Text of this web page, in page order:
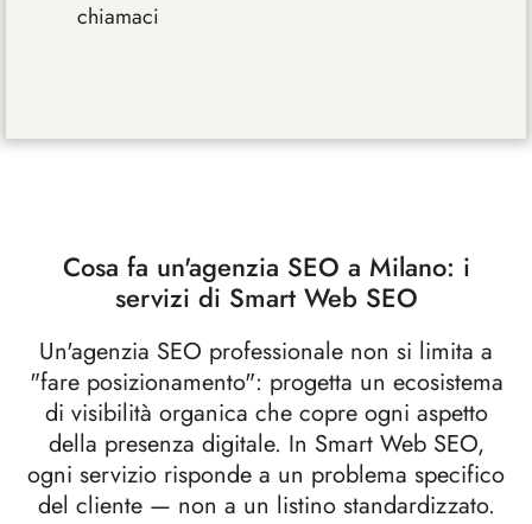
chiamaci
Cosa fa un'agenzia SEO a Milano: i
servizi di Smart Web SEO
Un'agenzia SEO professionale non si limita a
"fare posizionamento": progetta un ecosistema
di visibilità organica che copre ogni aspetto
della presenza digitale. In Smart Web SEO,
ogni servizio risponde a un problema specifico
del cliente — non a un listino standardizzato.